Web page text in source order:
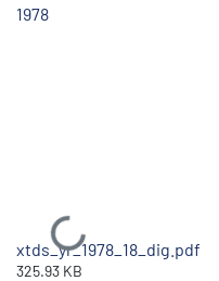
1978
Ladataan...
xtds_yr_1978_18_dig.pdf
325.93 KB